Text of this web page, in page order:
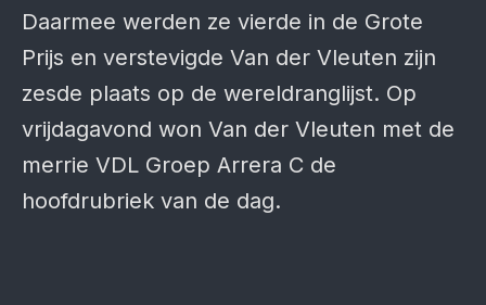
Daarmee werden ze vierde in de Grote
Prijs en verstevigde Van der Vleuten zijn
zesde plaats op de wereldranglijst. Op
vrijdagavond won Van der Vleuten met de
merrie VDL Groep Arrera C de
hoofdrubriek van de dag.